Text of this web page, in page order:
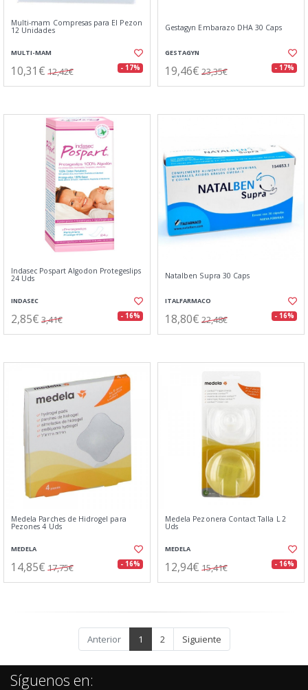
Multi-mam Compresas para El Pezon
12 Unidades
MULTI-MAM
10,31€ 12,42€ - 17%
Gestagyn Embarazo DHA 30 Caps
GESTAGYN
19,46€ 23,35€ - 17%
Indasec Pospart Algodon Protegeslips
24 Uds
INDASEC
2,85€ 3,41€ - 16%
Natalben Supra 30 Caps
ITALFARMACO
18,80€ 22,48€ - 16%
Medela Parches de Hidrogel para
Pezones 4 Uds
MEDELA
14,85€ 17,75€ - 16%
Medela Pezonera Contact Talla L 2
Uds
MEDELA
12,94€ 15,41€ - 16%
Anterior 1 2 Siguiente
Síguenos en: